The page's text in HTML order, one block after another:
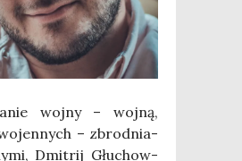
woj­ny – woj­ną,
– zbrod­nia­
Dmi­trij Głu­chow­